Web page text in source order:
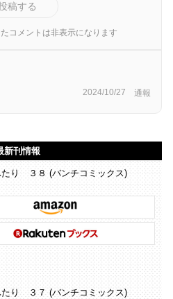
稿する
コメントは非表示になります
2024/10/27 通報
新刊情報
たり ３８ (バンチコミックス)
たり ３７ (バンチコミックス)